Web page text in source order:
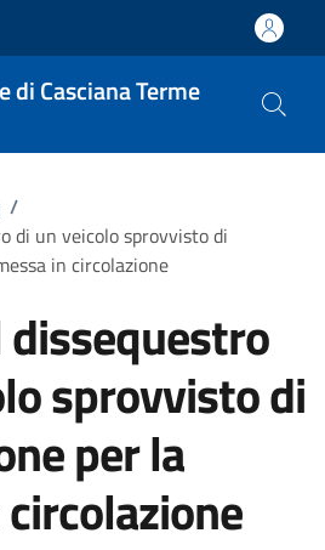
di Casciana Terme
/
di un veicolo sprovvisto di
in circolazione
dissequestro
sprovvisto di
per la